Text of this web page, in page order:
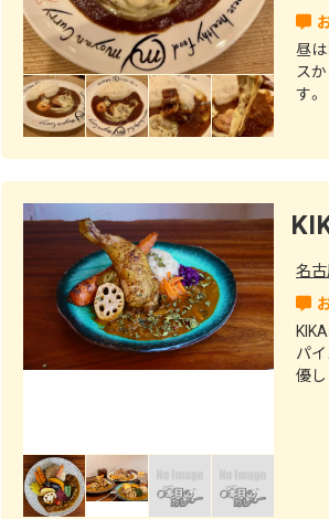
昼は
ス
す。
名古
パ
優し